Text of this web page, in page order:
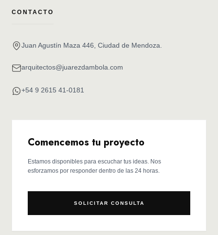
CONTACTO
Juan Agustín Maza 446, Ciudad de Mendoza.
arquitectos@juarezdambola.com
+54 9 2615 41-0181
Comencemos tu proyecto
Estamos disponibles para escuchar tus ideas. Nos
esforzamos por responder dentro de las 24 horas.
SOLICITAR CONSULTA